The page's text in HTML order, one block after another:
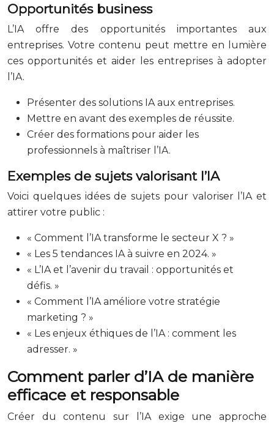
Opportunités business
L’IA offre des opportunités importantes aux
entreprises. Votre contenu peut mettre en lumière
ces opportunités et aider les entreprises à adopter
l’IA.
Présenter des solutions IA aux entreprises.
Mettre en avant des exemples de réussite.
Créer des formations pour aider les
professionnels à maîtriser l’IA.
Exemples de sujets valorisant l’IA
Voici quelques idées de sujets pour valoriser l’IA et
attirer votre public :
« Comment l’IA transforme le secteur X ? »
« Les 5 tendances IA à suivre en 2024. »
« L’IA et l’avenir du travail : opportunités et
défis. »
« Comment l’IA améliore votre stratégie
marketing ? »
« Les enjeux éthiques de l’IA : comment les
adresser. »
Comment parler d’IA de manière
efficace et responsable
Créer du contenu sur l’IA exige une approche